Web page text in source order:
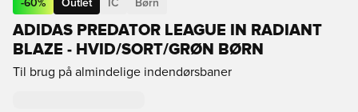
-60% Outlet IC Børn
ADIDAS PREDATOR LEAGUE IN RADIANT
BLAZE - HVID/SORT/GRØN BØRN
Til brug på almindelige indendørsbaner